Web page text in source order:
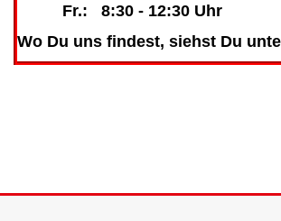
Fr.: 8:30 - 12:30 Uhr
Wo Du uns findest, siehst Du